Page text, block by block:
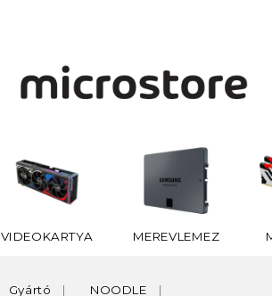
VIDEOKARTYA MEREVLEMEZ
Gyártó NOODLE